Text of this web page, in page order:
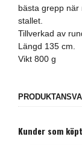
bästa grepp
stallet.
Tillverkad av
Längd 135 cm.
Vikt 800 g
Kunder som